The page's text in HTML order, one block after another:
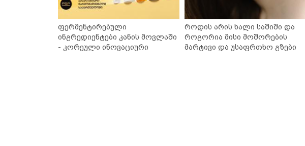
ფერმენტირებული
ინგრედიენტები კანის მოვლაში
- კორეული ინოვაციური
როდის არის ხალი საშიში და
როგორია მისი მოშორების
მარტივი და უსაფრთხო გზები